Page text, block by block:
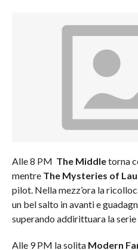
Alle 8 PM The Middletorna
mentre The Mysteries of
pilot. Nella mezz’ora la
un bel salto in avanti e
superando addirittuara la serie
Alle 9 PM la solita Modern